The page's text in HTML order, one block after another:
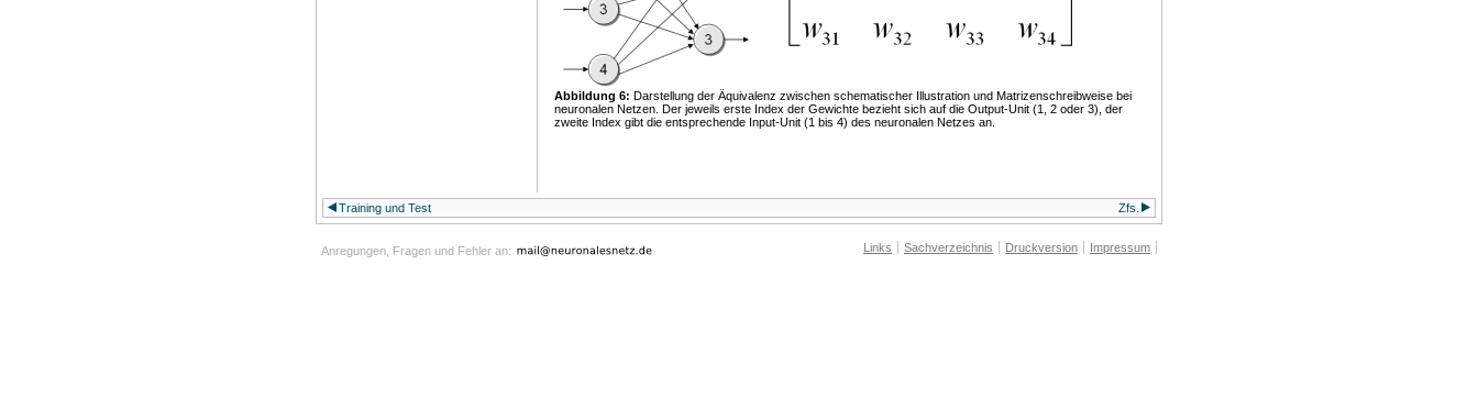
Abbildung 6: Darstellung der Äquivalenz zwischen schematischer Illustration und Matrizenschreibweise bei
neuronalen Netzen. Der jeweils erste Index der Gewichte bezieht sich auf die Output-Unit (1, 2 oder 3), der
zweite Index gibt die entsprechende Input-Unit (1 bis 4) des neuronalen Netzes an.
Training und Test Zfs.
Anregungen, Fragen und Fehler an: Impressum
Druckversion
Sachverzeichnis
Links